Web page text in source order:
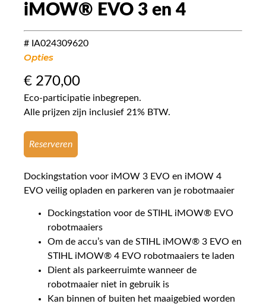
iMOW® EVO 3 en 4
# IA024309620
Opties
€ 270,00
Eco-participatie inbegrepen.
Alle prijzen zijn inclusief 21% BTW.
Reserveren
Dockingstation voor iMOW 3 EVO en iMOW 4
EVO veilig opladen en parkeren van je robotmaaier
Dockingstation voor de STIHL iMOW® EVO
robotmaaiers
Om de accu’s van de STIHL iMOW® 3 EVO en
STIHL iMOW® 4 EVO robotmaaiers te laden
Dient als parkeerruimte wanneer de
robotmaaier niet in gebruik is
Kan binnen of buiten het maaigebied worden